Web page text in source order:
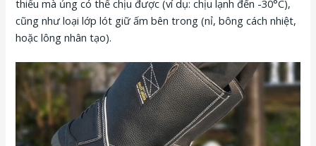
thiểu mà ủng có thể chịu được (ví dụ: chịu lạnh đến -30°C),
cũng như loại lớp lót giữ ấm bên trong (nỉ, bông cách nhiệt,
hoặc lông nhân tạo).